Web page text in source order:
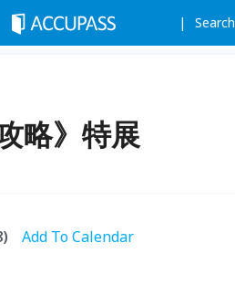
Search
略》特展
Add To Calendar